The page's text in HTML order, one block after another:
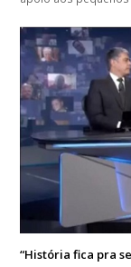
“História fica pra